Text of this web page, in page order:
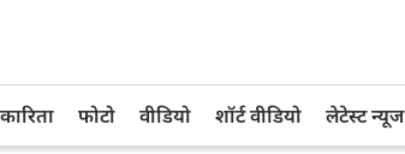
फोटो वीडियो शॉर्ट वीडियो लेटेस्ट न्यूज